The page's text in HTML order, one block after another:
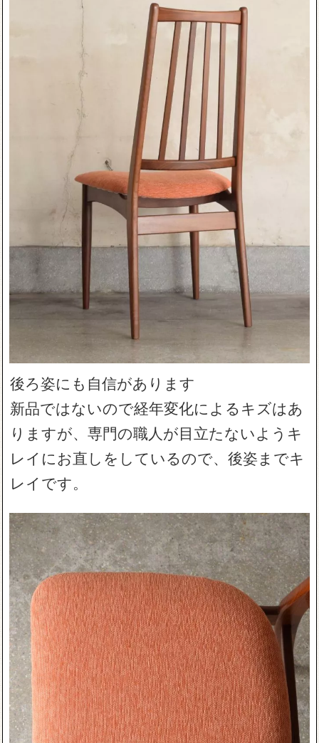
後ろ姿にも自信があります
新品ではないので経年変化によるキズはあ
りますが、専門の職人が目立たないようキ
レイにお直しをしているので、後姿までキ
レイです。